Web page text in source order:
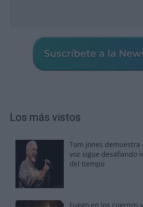
Los más vistos
Tom Jones
voz sigue desafiando
del tiempo
Fuego en los cuernos